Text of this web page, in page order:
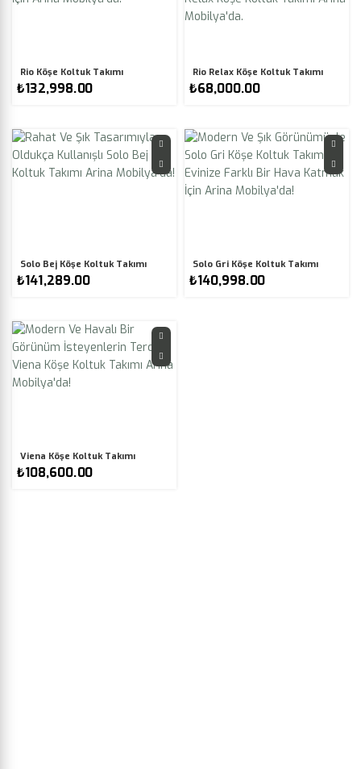
Rio Köşe Koltuk Takımı
₺132,998.00
Rio Relax Köşe Koltuk Takımı
₺68,000.00
Solo Bej Köşe Koltuk Takımı
₺141,289.00
Solo Gri Köşe Koltuk Takımı
₺140,998.00
Viena Köşe Koltuk Takımı
₺108,600.00